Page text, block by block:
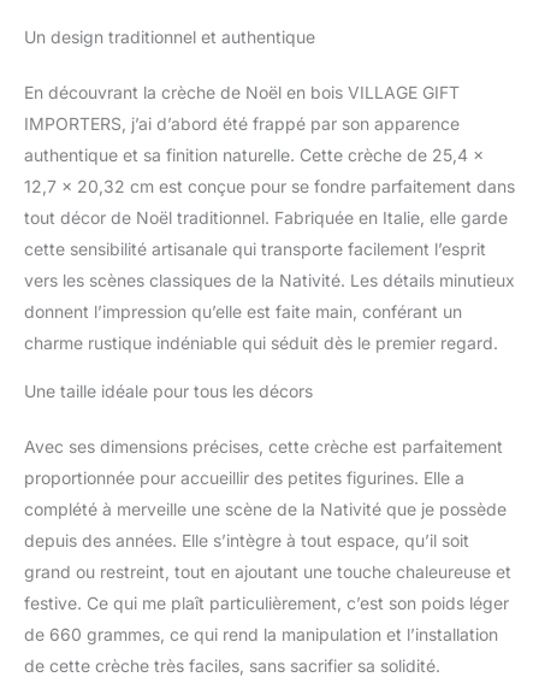
Un design traditionnel et authentique
En découvrant la crèche de Noël en bois VILLAGE GIFT
IMPORTERS, j’ai d’abord été frappé par son apparence
authentique et sa finition naturelle. Cette crèche de 25,4 x
12,7 x 20,32 cm est conçue pour se fondre parfaitement dans
tout décor de Noël traditionnel. Fabriquée en Italie, elle garde
cette sensibilité artisanale qui transporte facilement l’esprit
vers les scènes classiques de la Nativité. Les détails minutieux
donnent l’impression qu’elle est faite main, conférant un
charme rustique indéniable qui séduit dès le premier regard.
Une taille idéale pour tous les décors
Avec ses dimensions précises, cette crèche est parfaitement
proportionnée pour accueillir des petites figurines. Elle a
complété à merveille une scène de la Nativité que je possède
depuis des années. Elle s’intègre à tout espace, qu’il soit
grand ou restreint, tout en ajoutant une touche chaleureuse et
festive. Ce qui me plaît particulièrement, c’est son poids léger
de 660 grammes, ce qui rend la manipulation et l’installation
de cette crèche très faciles, sans sacrifier sa solidité.